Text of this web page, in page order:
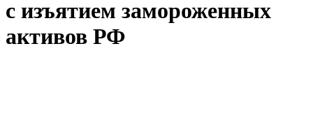
с изъятием замороженных
активов РФ